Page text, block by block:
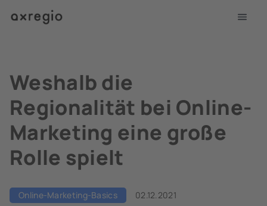
Weshalb die
Regionalität bei Online-
Marketing eine große
Rolle spielt
Online-Marketing-Basics 02.12.2021